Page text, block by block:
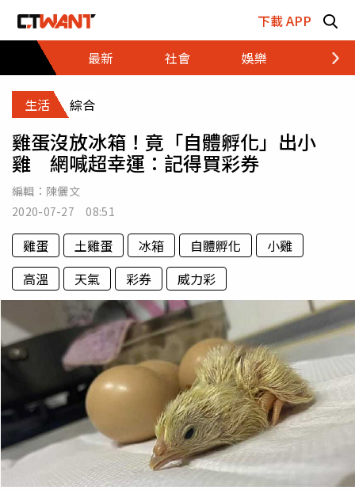
下載 APP
最新
社會 娛樂 財經
生活 綜合
雞蛋沒放冰箱！竟「自體孵化」出小
雞 網喊超幸運：記得買彩券
編輯： 陳儷文
2020-07-27 08:51
雞蛋 土雞蛋 冰箱 自體孵化
小雞
高溫
天氣 彩券 威力彩